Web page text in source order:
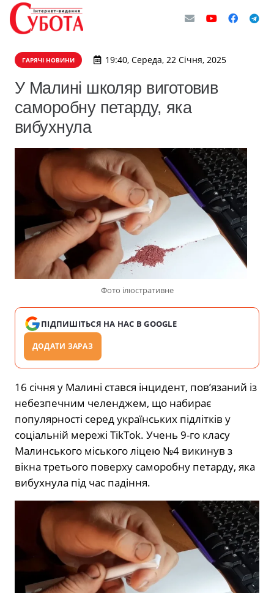
ГАРЯЧІ НОВИНИ 19:40, Середа, 22 Січня, 2025
У Малині школяр виготовив
саморобну петарду, яка
вибухнула
Фото ілюстративне
ПІДПИШІТЬСЯ НА НАС В GOOGLE
ДОДАТИ ЗАРАЗ
16 січня у Малині стався інцидент, пов’язаний із
небезпечним челенджем, що набирає
популярності серед українських підлітків у
соціальній мережі TikTok. Учень 9-го класу
Малинського міського ліцею №4 викинув з
вікна третього поверху саморобну петарду, яка
вибухнула під час падіння.